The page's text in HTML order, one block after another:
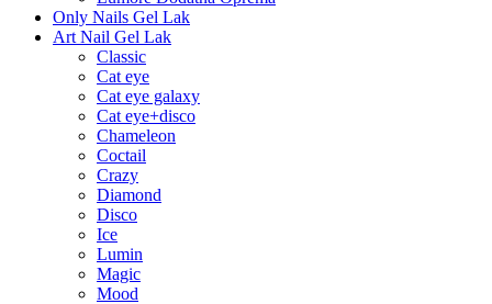
Only Nails Gel Lak
Art Nail Gel Lak
Classic
Cat eye
Cat eye galaxy
Cat eye+disco
Chameleon
Coctail
Crazy
Diamond
Disco
Ice
Lumin
Magic
Mood